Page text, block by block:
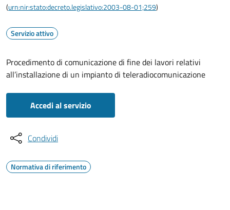
(urn:nir:stato:decreto.legislativo:2003-08-01;259)
Servizio attivo
Procedimento di comunicazione di fine dei lavori relativi
all’installazione di un impianto di teleradiocomunicazione
Accedi al servizio
Condividi
Normativa di riferimento